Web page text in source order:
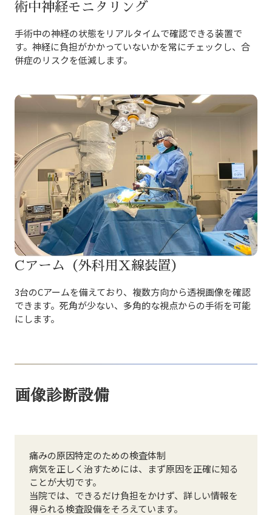
術中神経モニタリング
手術中の神経の状態をリアルタイムで確認できる装置で
す。神経に負担がかかっていないかを常にチェックし、合
併症のリスクを低減します。
Cアーム（外科用X線装置）
3台のCアームを備えており、複数方向から透視画像を確認
できます。死角が少ない、多角的な視点からの手術を可能
にします。
画像診断設備
痛みの原因特定のための検査体制
病気を正しく治すためには、まず原因を正確に知る
ことが大切です。
当院では、できるだけ負担をかけず、詳しい情報を
得られる検査設備をそろえています。